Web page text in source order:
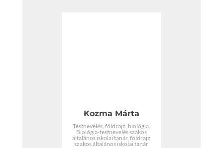
Kozma Márta
Testnevelés, földrajz, biológia.
Biológia-testnevelés szakos
általános iskolai tanár, földrajz
szakos általános iskolai tanár